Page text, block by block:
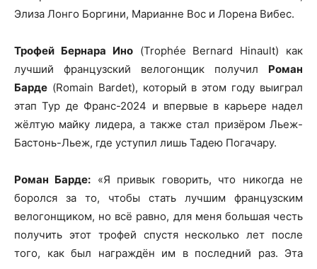
Элиза Лонго Боргини, Марианне Вос и Лорена Вибес.
Трофей Бернара Ино(Trophée Bernard Hinault) как
лучший французский велогонщик получил Роман
Барде (Romain Bardet), который в этом году выиграл
этап Тур де Франс-2024 и впервые в карьере надел
жёлтую майку лидера, а также стал призёром Льеж-
Бастонь-Льеж, где уступил лишь Тадею Погачару.
Роман Барде: «Я привык говорить, что никогда не
боролся за то, чтобы стать лучшим французским
велогонщиком, но всё равно, для меня большая честь
получить этот трофей спустя несколько лет после
того, как был награждён им в последний раз. Эта